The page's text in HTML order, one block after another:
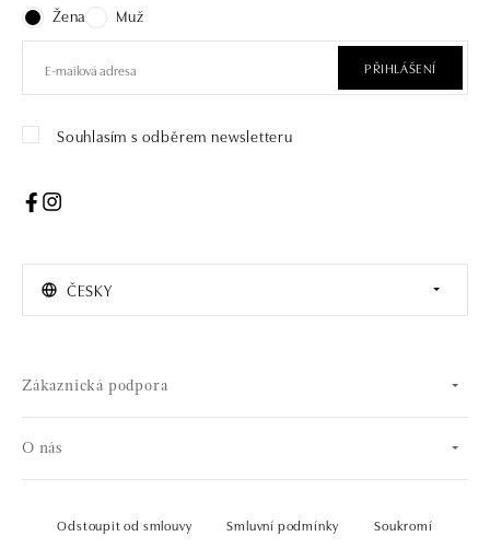
Žena
Muž
PŘIHLÁŠENÍ
Souhlasím s odběrem newsletteru
ČESKY
Zákaznická podpora
O nás
Odstoupit od smlouvy Smluvní podmínky Soukromí